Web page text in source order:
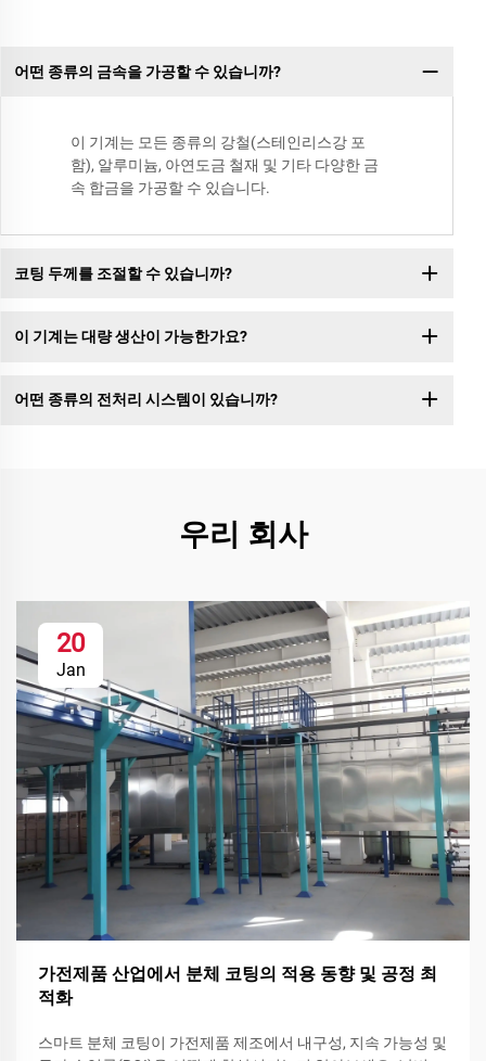
어떤 종류의 금속을 가공할 수 있습니까?
이 기계는 모든 종류의 강철(스테인리스강 포
함), 알루미늄, 아연도금 철재 및 기타 다양한 금
속 합금을 가공할 수 있습니다.
코팅 두께를 조절할 수 있습니까?
이 기계는 대량 생산이 가능한가요?
어떤 종류의 전처리 시스템이 있습니까?
우리 회사
20
Jan
가전제품 산업에서 분체 코팅의 적용 동향 및 공정 최
적화
스마트 분체 코팅이 가전제품 제조에서 내구성, 지속 가능성 및